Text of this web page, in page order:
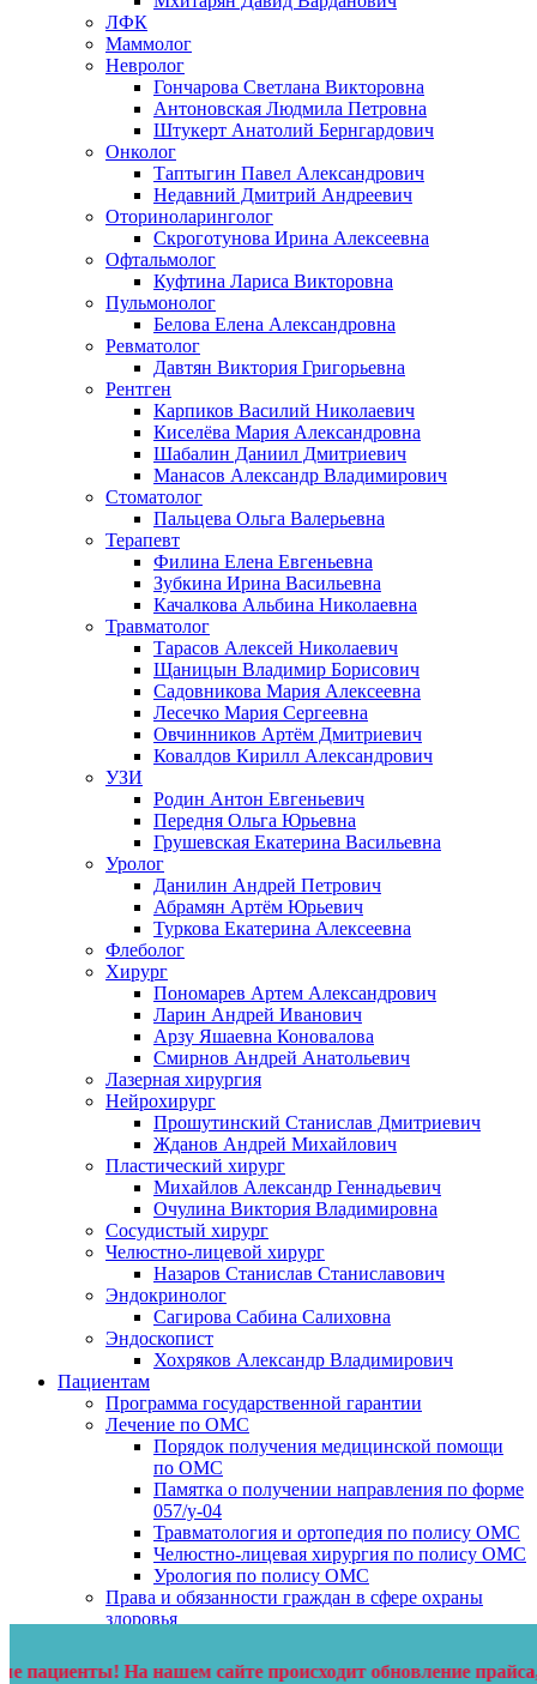
ЛФК
Маммолог
Невролог
Гончарова Светлана Викторовна
Антоновская Людмила Петровна
Штукерт Анатолий Бернгардович
Онколог
Таптыгин Павел Александрович
Недавний Дмитрий Андреевич
Оториноларинголог
Скроготунова Ирина Алексеевна
Офтальмолог
Куфтина Лариса Викторовна
Пульмонолог
Белова Елена Александровна
Ревматолог
Давтян Виктория Григорьевна
Рентген
Карпиков Василий Николаевич
Киселёва Мария Александровна
Шабалин Даниил Дмитриевич
Манасов Александр Владимирович
Стоматолог
Пальцева Ольга Валерьевна
Терапевт
Филина Елена Евгеньевна
Зубкина Ирина Васильевна
Качалкова Альбина Николаевна
Травматолог
Тарасов Алексей Николаевич
Щаницын Владимир Борисович
Садовникова Мария Алексеевна
Лесечко Мария Сергеевна
Овчинников Артём Дмитриевич
Ковалдов Кирилл Александрович
УЗИ
Родин Антон Евгеньевич
Передня Ольга Юрьевна
Грушевская Екатерина Васильевна
Уролог
Данилин Андрей Петрович
Абрамян Артём Юрьевич
Туркова Екатерина Алексеевна
Флеболог
Хирург
Пономарев Артем Александрович
Ларин Андрей Иванович
Арзу Яшаевна Коновалова
Смирнов Андрей Анатольевич
Лазерная хирургия
Нейрохирург
Прошутинский Станислав Дмитриевич
Жданов Андрей Михайлович
Пластический хирург
Михайлов Александр Геннадьевич
Очулина Виктория Владимировна
Сосудистый хирург
Челюстно-лицевой хирург
Назаров Станислав Станиславович
Эндокринолог
Сагирова Сабина Салиховна
Эндоскопист
Хохряков Александр Владимирович
Пациентам
Программа государственной гарантии
Лечение по ОМС
Порядок получения медицинской помощи
по ОМС
Памятка о получении направления по форме
057/у-04
Травматология и ортопедия по полису ОМС
Челюстно-лицевая хирургия по полису ОМС
Урология по полису ОМС
Права и обязанности граждан в сфере охраны
здоровья
Правила госпитализации
На нашем сайте происходит обновление прайса,